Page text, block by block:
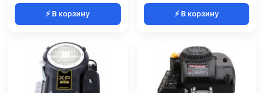
⚡ В корзину ⚡ В корзину